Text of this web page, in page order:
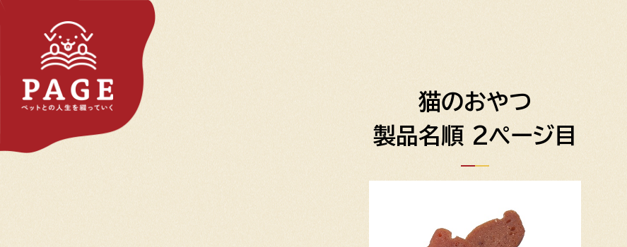
猫のおやつ
製品名順 2ページ目